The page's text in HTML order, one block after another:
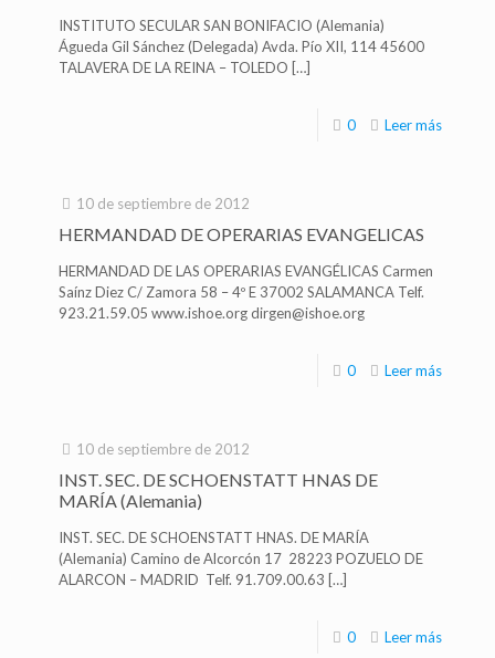
INSTITUTO SECULAR SAN BONIFACIO (Alemania)
Águeda Gil Sánchez (Delegada) Avda. Pío XII, 114 45600
TALAVERA DE LA REINA – TOLEDO […]
0 Leer más
10 de septiembre de 2012
HERMANDAD DE OPERARIAS EVANGELICAS
HERMANDAD DE LAS OPERARIAS EVANGÉLICAS Carmen
Saínz Diez C/ Zamora 58 – 4º E 37002 SALAMANCA Telf.
923.21.59.05 www.ishoe.org dirgen@ishoe.org
0 Leer más
10 de septiembre de 2012
INST. SEC. DE SCHOENSTATT HNAS DE
MARÍA (Alemania)
INST. SEC. DE SCHOENSTATT HNAS. DE MARÍA
(Alemania) Camino de Alcorcón 17 28223 POZUELO DE
ALARCON – MADRID Telf. 91.709.00.63 […]
0 Leer más